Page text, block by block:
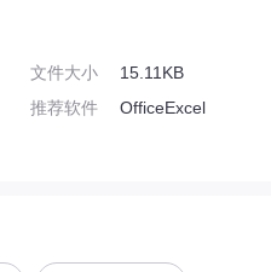
文件大小
15.11KB
推荐软件
OfficeExcel